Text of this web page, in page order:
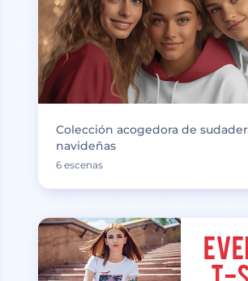
Colección acogedora de
navideñas
6 escenas